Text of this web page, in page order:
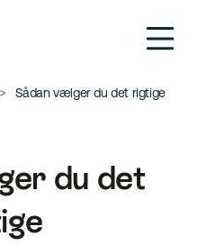
Sådan vælger du det rigtige
du det